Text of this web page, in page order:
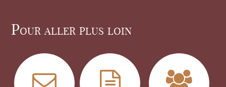
Pour aller plus loin